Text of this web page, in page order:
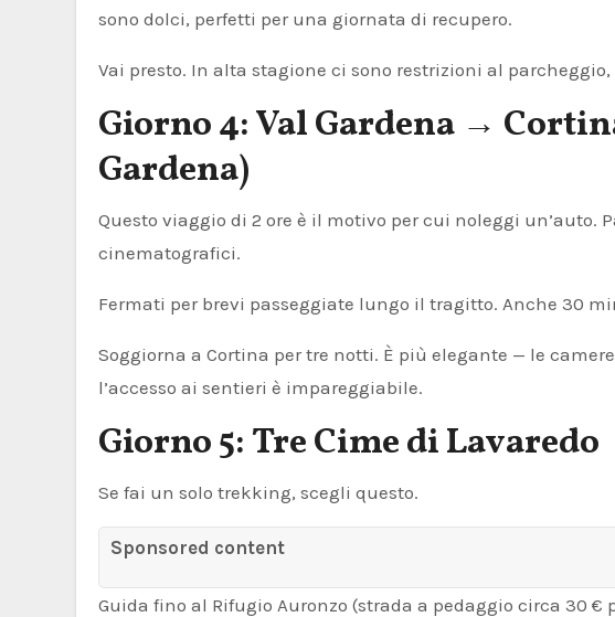
sono dolci, perfetti per una giornata di recupero.
Vai presto. In alta stagione ci sono restrizioni al
Giorno 4: Val Gardena →
Gardena)
Questo viaggio di 2 ore è il motivo per cui noleggi un’auto.
cinematografici.
Fermati per brevi passeggiate lungo il tragitto. Anche 30
Soggiorna a Cortina per tre notti. È più elegante — le
l’accesso ai sentieri è impareggiabile.
Giorno 5: Tre Cime di Lavaredo
Se fai un solo trekking, scegli questo.
Sponsored content
Guida fino al Rifugio Auronzo (strada a pedaggio circa 30 €